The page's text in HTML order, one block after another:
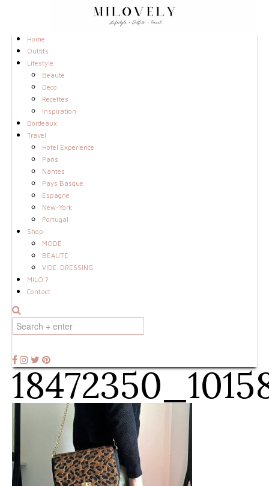
Home
Outfits
Lifestyle
Beauté
Déco
Recettes
Inspiration
Bordeaux
Travel
Hotel Experience
Paris
Nantes
Pays Basque
Espagne
New-York
Portugal
Shop
MODE
BEAUTÉ
VIDE-DRESSING
MILO ?
Contact